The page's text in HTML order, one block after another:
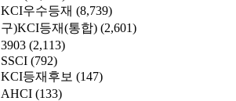
KCI우수등재 (8,739)
구)KCI등재(통합) (2,601)
3903 (2,113)
SSCI (792)
KCI등재후보 (147)
AHCI (133)